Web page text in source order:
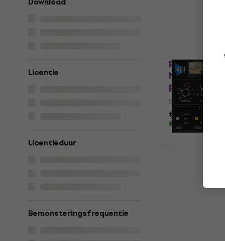
Licentie
Licentieduur
Bemonsteringsfrequentie
Beschikbaar
PSP
product)
Studio
€ 41,90
Beschikbaar
Waves